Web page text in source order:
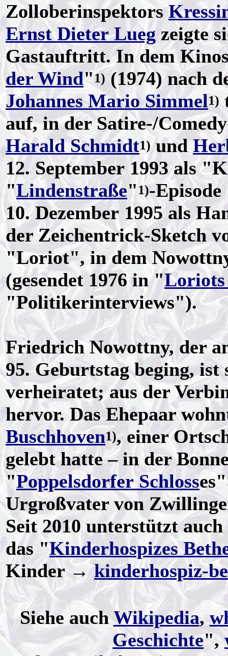
Zolloberinspektors
Ernst Dieter Lueg zeigte
Gastauftritt. In dem
der Wind"1)(1974) nach
Johannes Mario Simmel1)
auf, in der Satire-/
Harald Schmidt1)und
12. September 1993 als
"Lindenstraße"1)-
10. Dezember 1995 als
der Zeichentrick-Sketch
"Loriot", in dem
(gesendet 1976 in "Loriots
"Politikerinterviews").
Friedrich Nowottny, der
95. Geburtstag beging,
verheiratet; aus der
hervor. Das Ehepaar
Buschhoven1), einer
gelebt hatte – in der
"Poppelsdorfer Schlosses"
Urgroßvater von
Seit 2010 unterstützt
das "Kinderhospizes
Kinder →kinderhospiz-
Siehe auchWikipedia,
Geschichte",